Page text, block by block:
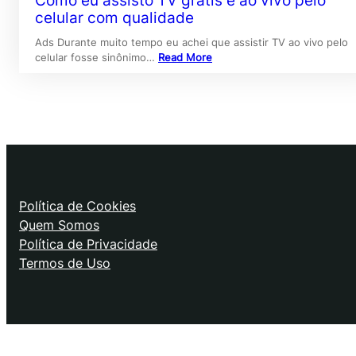
celular com qualidade
Ads Durante muito tempo eu achei que assistir TV ao vivo pelo
celular fosse sinônimo… Read More
Política de Cookies
Quem Somos
Política de Privacidade
Termos de Uso